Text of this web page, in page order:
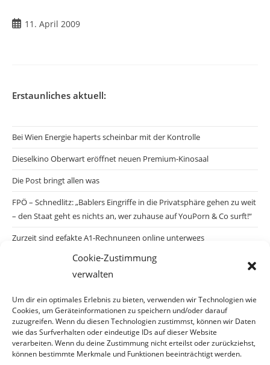
Cookie-Zustimmung
verwalten
Um dir ein optimales Erlebnis zu bieten, verwenden wir Technologien wie
Cookies, um Geräteinformationen zu speichern und/oder darauf
zuzugreifen. Wenn du diesen Technologien zustimmst, können wir Daten
wie das Surfverhalten oder eindeutige IDs auf dieser Website
verarbeiten. Wenn du deine Zustimmung nicht erteilst oder zurückziehst,
können bestimmte Merkmale und Funktionen beeinträchtigt werden.
Beitrag11. April 2009
Erstaunliches aktuell:
Bei Wien Energie haperts scheinbar mit der Kontrolle
Dieselkino Oberwart eröffnet neuen Premium-Kinosaal
Die Post bringt allen was
FPÖ – Schnedlitz: „Bablers Eingriffe in die Privatsphäre gehen zu weit
– den Staat geht es nichts an, wer zuhause auf YouPorn & Co surft!“
Zurzeit sind gefakte A1-Rechnungen online unterwegs
Salzburgs Juden und ihre Sicherheit: „Erst nach einem Anschlag wäre
die Gefahr endlich konkret!“
Biologisches Wunder in Ceuta
Ein vermeintliches Abschiebemärchen
Archiv